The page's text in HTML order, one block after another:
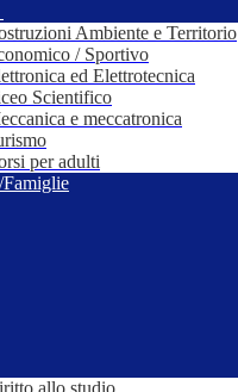
Ambiente e Territorio
/ Sportivo
ed Elettrotecnica
Scientifico
e meccatronica
per adulti
Famiglie